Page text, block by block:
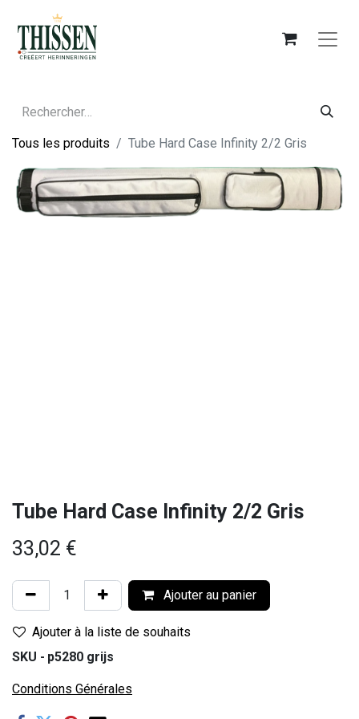
Tous les produits Tube Hard Case Infinity 2/2 Gris
Tube Hard Case Infinity 2/2 Gris
33,02 €
Ajouter au panier
Ajouter à la liste de souhaits
SKU - p5280 grijs
Conditions Générales